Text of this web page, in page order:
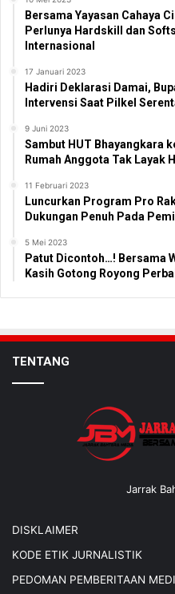
Bersama Yayasan Cahaya
Perlunya Hardskill dan
Internasional
17 Januari 2023
Hadiri Deklarasi Damai,
Intervensi Saat Pilkel
9 Juni 2023
Sambut HUT Bhayangkara
Rumah Anggota Tak Layak
11 Februari 2023
Luncurkan Program Pro
Dukungan Penuh Pada
5 Mei 2023
Patut Dicontoh…! Bersama
Kasih Gotong Royong
TENTANG
Jarrak
DISKLAIMER
KODE ETIK JURNALISTIK
PEDOMAN PEMBERITAAN